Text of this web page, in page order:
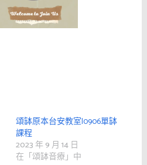
頌缽原本台安教室|0906單缽
課程
2023 年 9 月 14 日
在「頌缽音療」中